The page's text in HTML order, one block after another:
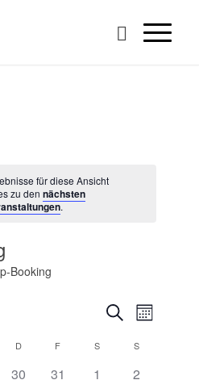
für diese Ansicht
zu den nächsten
.
Booking
Suche
SucheMonat
D F S S
0
30
0
31
0
1
0
2